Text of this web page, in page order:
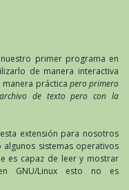
primer programa en
de manera interactiva
práctica pero primero
de texto pero con la
extensión para nosotros
sistemas operativos
es capaz de leer y mostrar
GNU/Linux esto no es